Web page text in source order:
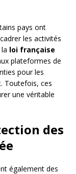
pays ont
les activités
loi française
plateformes de
pour les
Toutefois, ces
une véritable
des
également des